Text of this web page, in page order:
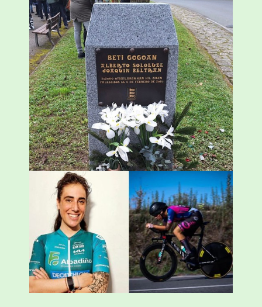
«Azkenengo 40 urteetan Zaldibar jo zuen
ingurumen-hondamendirik larriena»
ESKUALDEA,ZALDIBAR/2024-02-06
Ziortza Isasik debuta egin du Abadiño
Academia Cycling-ekin